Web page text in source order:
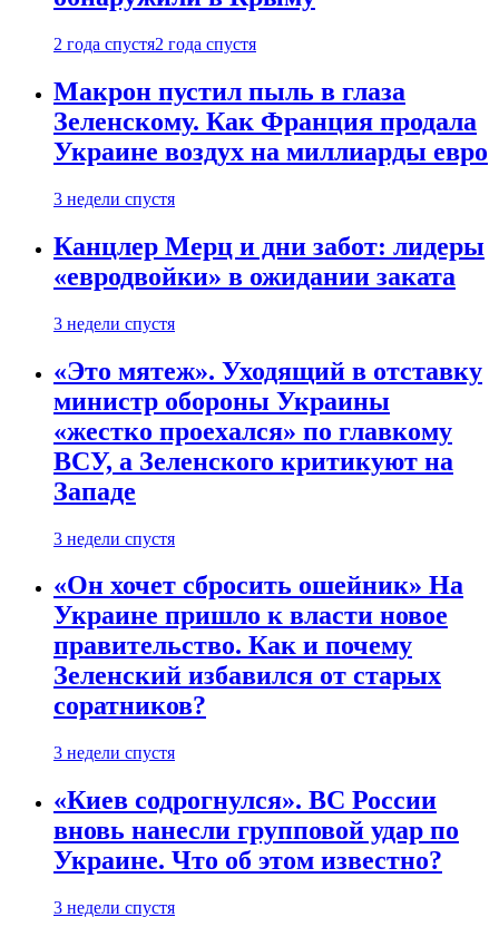
2 года спустя2 года спустя
Макрон пустил пыль в глаза
Зеленскому. Как Франция продала
Украине воздух на миллиарды евро
3 недели спустя
Канцлер Мерц и дни забот: лидеры
«евродвойки» в ожидании заката
3 недели спустя
«Это мятеж». Уходящий в отставку
министр обороны Украины
«жестко проехался» по главкому
ВСУ, а Зеленского критикуют на
Западе
3 недели спустя
«Он хочет сбросить ошейник» На
Украине пришло к власти новое
правительство. Как и почему
Зеленский избавился от старых
соратников?
3 недели спустя
«Киев содрогнулся». ВС России
вновь нанесли групповой удар по
Украине. Что об этом известно?
3 недели спустя